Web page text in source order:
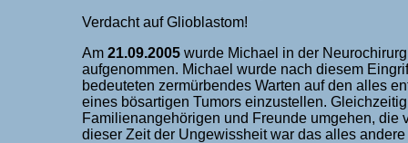
Verdacht auf Glioblastom!
Am 21.09.2005 wurde Michael in der
aufgenommen. Michael wurde nach diesem
bedeuteten zermürbendes Warten auf den alles
eines bösartigen Tumors einzustellen.
Familienangehörigen und Freunde umgehen,
dieser Zeit der Ungewissheit war das alles